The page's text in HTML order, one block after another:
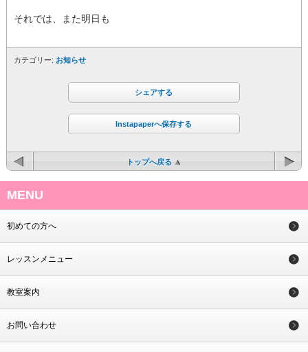
それでは、また明日も
カテゴリー: お知らせ
シェアする
Instapaperへ保存する
トップへ戻る
MENU
初めての方へ
レッスンメニュー
教室案内
お問い合わせ